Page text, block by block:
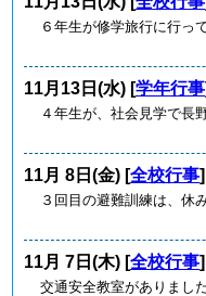
６年生が修学旅行に行っ
11月13日(水) [学年行事
４年生が、社会見学で長
11月 8日(金) [全校行事]
３回目の避難訓練は、休
11月 7日(木) [全校行事]
交通安全教室がありまし